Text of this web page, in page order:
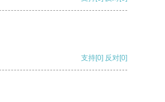
支持[0] 反对[0]